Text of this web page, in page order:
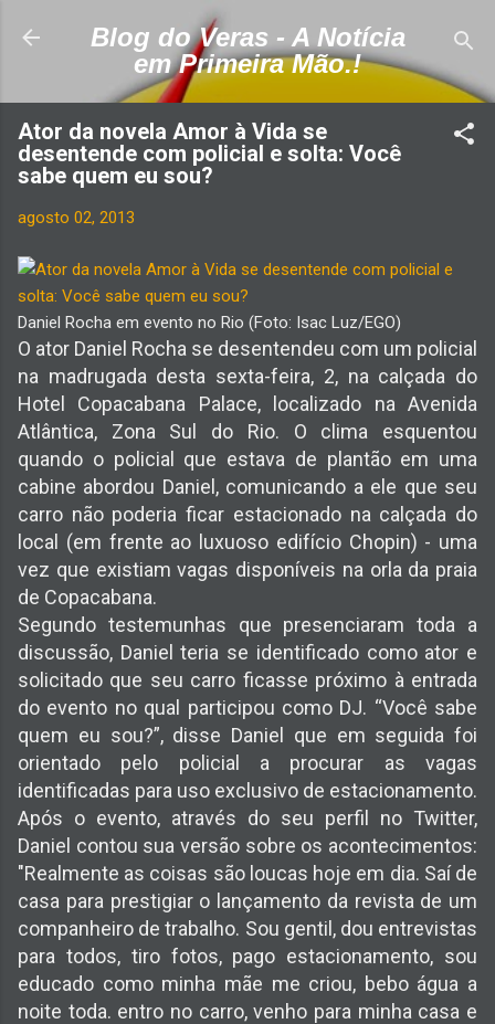
Pular para o conteúdo principal
Blog do Veras - A Notícia
em Primeira Mão.!
Ator da novela Amor à Vida se
desentende com policial e solta: Você
sabe quem eu sou?
agosto 02, 2013
Daniel Rocha em evento no Rio (Foto: Isac Luz/EGO)
O ator Daniel Rocha se desentendeu com um policial
na madrugada desta sexta-feira, 2, na calçada do
Hotel Copacabana Palace, localizado na Avenida
Atlântica, Zona Sul do Rio. O clima esquentou
quando o policial que estava de plantão em uma
cabine abordou Daniel, comunicando a ele que seu
carro não poderia ficar estacionado na calçada do
local (em frente ao luxuoso edifício Chopin) - uma
vez que existiam vagas disponíveis na orla da praia
de Copacabana.
Segundo testemunhas que presenciaram toda a
discussão, Daniel teria se identificado como ator e
solicitado que seu carro ficasse próximo à entrada
do evento no qual participou como DJ. “Você sabe
quem eu sou?”, disse Daniel que em seguida foi
orientado pelo policial a procurar as vagas
identificadas para uso exclusivo de estacionamento.
Após o evento, através do seu perfil no Twitter,
Daniel contou sua versão sobre os acontecimentos:
"Realmente as coisas são loucas hoje em dia. Saí de
casa para prestigiar o lançamento da revista de um
companheiro de trabalho. Sou gentil, dou entrevistas
para todos, tiro fotos, pago estacionamento, sou
educado como minha mãe me criou, bebo água a
noite toda. entro no carro, venho para minha casa e